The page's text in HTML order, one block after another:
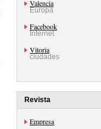
Valencia
Europa
Facebook
Internet
Vitoria
ciudades
Revista
Empresa